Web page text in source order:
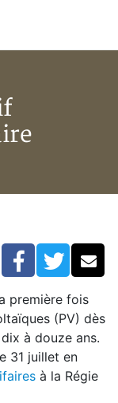
multiplie
Facebook
première fois
(PV) dès
à douze ans.
31 juillet en
à la Régie